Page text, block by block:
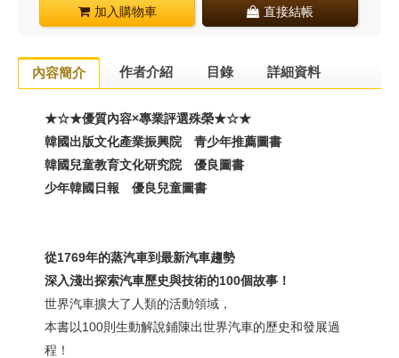
加入購物車 直接結帳
內容簡介 作者介紹 目錄 詳細資料
★☆★優質內容×專業評選殊榮★☆★
韓國出版文化產業振興院 青少年推薦圖書
韓國兒童教育文化研究院 優良圖書
少年韓國 日報 優良兒童圖書
從1769年的蒸汽車到最新汽車趨勢
深入淺出探索汽車歷史與技術的100個故事！
世界汽車擴大了人類的活動領域，
本書以100則生動解說鋪陳出世界汽車的歷史和發展過
程！